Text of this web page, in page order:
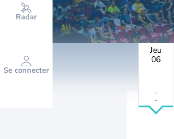
Radar
Se connecter
Jeu
06
-
-